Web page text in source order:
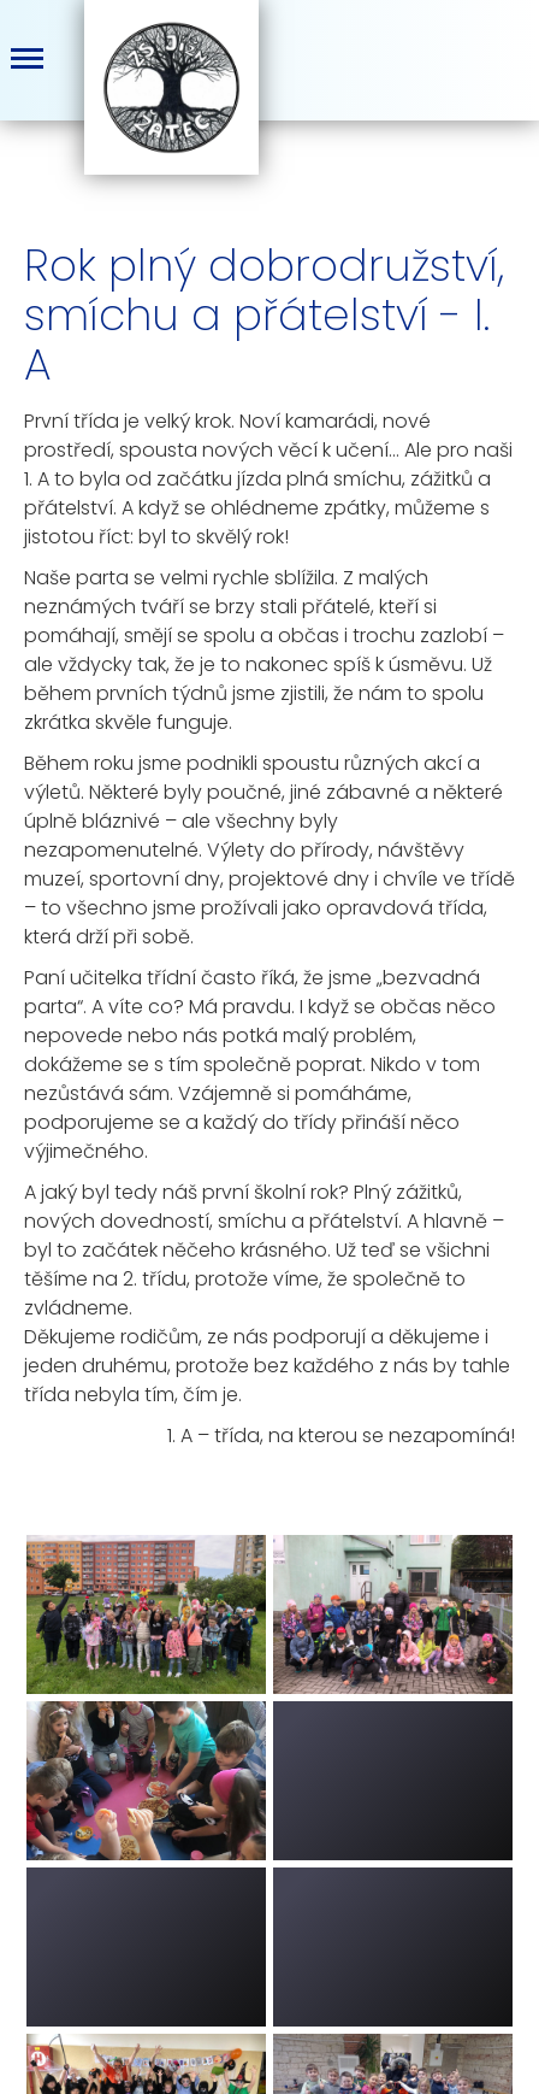
Rok plný dobrodružství,
smíchu a přátelství - I.
A
První třída je velký krok. Noví kamarádi, nové
prostředí, spousta nových věcí k učení… Ale pro naši
1. A to byla od začátku jízda plná smíchu, zážitků a
přátelství. A když se ohlédneme zpátky, můžeme s
jistotou říct: byl to skvělý rok!
Naše parta se velmi rychle sblížila. Z malých
neznámých tváří se brzy stali přátelé, kteří si
pomáhají, smějí se spolu a občas i trochu zazlobí –
ale vždycky tak, že je to nakonec spíš k úsměvu. Už
během prvních týdnů jsme zjistili, že nám to spolu
zkrátka skvěle funguje.
Během roku jsme podnikli spoustu různých akcí a
výletů. Některé byly poučné, jiné zábavné a některé
úplně bláznivé – ale všechny byly
nezapomenutelné. Výlety do přírody, návštěvy
muzeí, sportovní dny, projektové dny i chvíle ve třídě
– to všechno jsme prožívali jako opravdová třída,
která drží při sobě.
Paní učitelka třídní často říká, že jsme „bezvadná
parta“. A víte co? Má pravdu. I když se občas něco
nepovede nebo nás potká malý problém,
dokážeme se s tím společně poprat. Nikdo v tom
nezůstává sám. Vzájemně si pomáháme,
podporujeme se a každý do třídy přináší něco
výjimečného.
A jaký byl tedy náš první školní rok? Plný zážitků,
nových dovedností, smíchu a přátelství. A hlavně –
byl to začátek něčeho krásného. Už teď se všichni
těšíme na 2. třídu, protože víme, že společně to
zvládneme.
Děkujeme rodičům, ze nás podporují a děkujeme i
jeden druhému, protože bez každého z nás by tahle
třída nebyla tím, čím je.
1. A – třída, na kterou se nezapomíná!